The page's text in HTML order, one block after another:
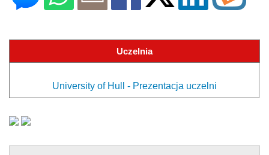
Uczelnia
University of Hull - Prezentacja uczelni